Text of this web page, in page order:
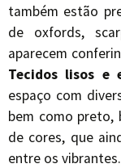
também estão
de oxfords,
aparecem
Tecidos lisos e
espaço com
bem como preto,
de cores, que
entre os vibrantes.